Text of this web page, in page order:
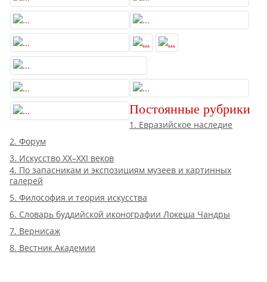
Постоянные рубрики
1. Евразийское наследие
2. Форум
3. Искусство XX–XXI веков
4. По запасникам и экспозициям музеев и картинных
галерей
5. Философия и теория искусства
6. Словарь буддийской иконографии Локеша Чандры
7. Вернисаж
8. Вестник Академии